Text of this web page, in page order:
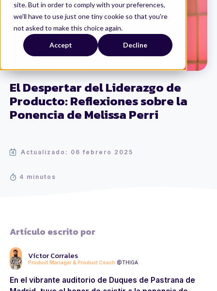
site. But in order to comply with your preferences,
we'll have to use just one tiny cookie so that you're
not asked to make this choice again.
Accept Decline
El Despertar del Liderazgo de
Producto: Reflexiones sobre la
Ponencia de Melissa Perri
Actualizado: 06 febrero 2025
4 minutos
Artículo escrito por
Víctor Corrales
Product Manager & Product Coach @THIGA
En el vibrante auditorio de Duques de Pastrana de